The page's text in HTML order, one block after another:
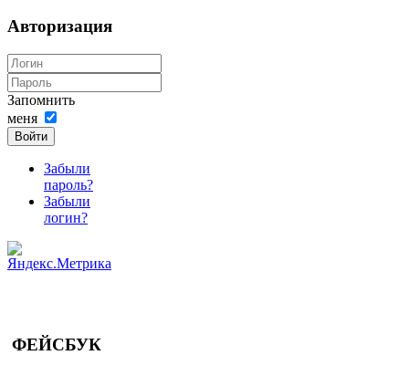
Авторизация
Запомнить
меня
Войти
Забыли
пароль?
Забыли
логин?
ФЕЙСБУК